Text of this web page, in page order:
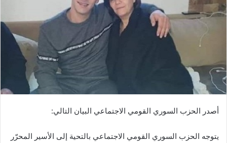
أصدر الحزب السوري القومي الاجتماعي البيان التالي:
يتوجه الحزب السوري القومي الاجتماعي بالتحية إلى الأسير المحرّر